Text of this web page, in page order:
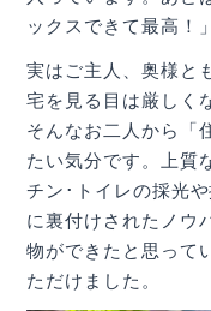
ックスできて最高！
実はご主人、奥様と
宅を見る目は厳しく
そんなお二人から「
たい気分です。上質
チン･トイレの採光
に裏付けされたノウ
物ができたと思って
ただけました。